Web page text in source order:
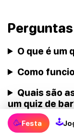
O que é um
Como
Quais são
um quiz de
Como
🥳Festa 🕹